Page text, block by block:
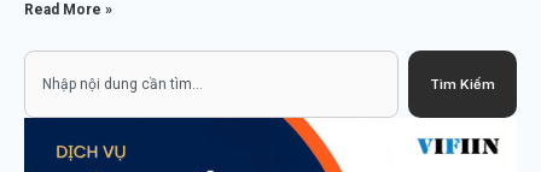
Read More »
Tìm Kiếm